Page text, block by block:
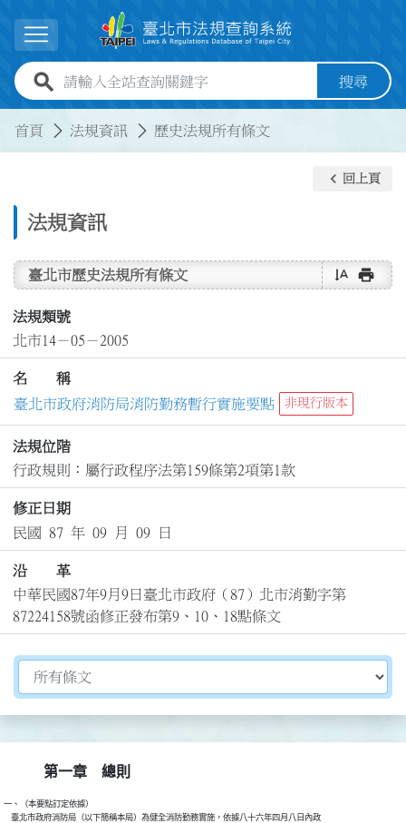
展開選單
全站查詢關鍵字欄位 搜尋
首頁 法規資訊 歷史法規所有條文
法規資訊
keyboard_arrow_left 回上頁
臺北市歷史法規所有條文 text_rotate_vertical print
法規類號
北市14－05－2005
名 稱
臺北市政府消防局消防勤務暫行實施要點
非現行版本
法規位階
行政規則：屬行政程序法第159條第2項第1款
修正日期
民國 87 年 09 月 09 日
沿 革
中華民國87年9月9日臺北市政府（87）北市消勤字第
87224158號函修正發布第9、10、18點條文
切換選擇法規資訊內容
第一章 總則
一、（本要點訂定依據）
    臺北市政府消防局（以下簡稱本局）為健全消防勤務實施，依據八十六年四月八日內政